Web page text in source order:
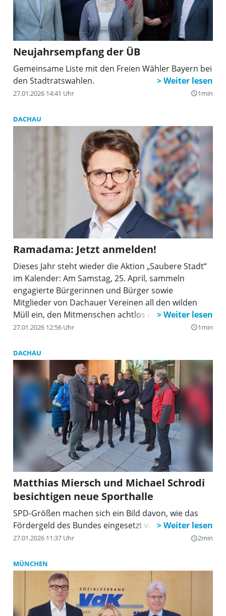
Neujahrsempfang der ÜB
Gemeinsame Liste mit den Freien Wähler Bayern bei
den Stadtratswahlen.
27.01.2026 14:41 Uhr query_builder1min
DACHAU
Ramadama: Jetzt anmelden!
Dieses Jahr steht wieder die Aktion „Saubere Stadt“
im Kalender: Am Samstag, 25. April, sammeln
engagierte Bürgerinnen und Bürger sowie
Mitglieder von Dachauer Vereinen all den wilden
Müll ein, den Mitmenschen achtlos oder mutwillig in
Stadt und Natur entsorgen. Falls auch Sie
Februar bei der Abteilung Stadtgrün, Umwelt und
Stadtbauhof an (Tel. 75-4880 oder
stadtgruen@dachau.de).
27.01.2026 12:56 Uhr query_builder1min
DACHAU
Matthias Miersch und Michael Schrodi
besichtigen neue Sporthalle
SPD-Größen machen sich ein Bild davon, wie das
Fördergeld des Bundes eingesetzt wurde.
27.01.2026 11:37 Uhr query_builder2min
MÜNCHEN